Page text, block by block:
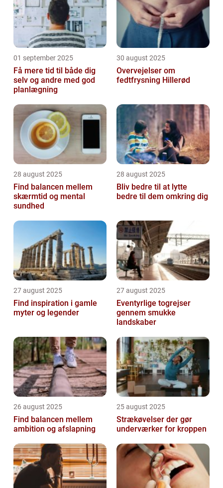
01 september 2025
Få mere tid til både dig
selv og andre med god
planlægning
30 august 2025
Overvejelser om
fedtfrysning Hillerød
28 august 2025
Find balancen mellem
skærmtid og mental
sundhed
28 august 2025
Bliv bedre til at lytte
bedre til dem omkring dig
27 august 2025
Find inspiration i gamle
myter og legender
27 august 2025
Eventyrlige togrejser
gennem smukke
landskaber
26 august 2025
Find balancen mellem
ambition og afslapning
25 august 2025
Strækøvelser der gør
underværker for kroppen